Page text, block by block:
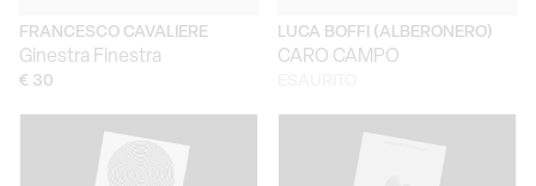
FRANCESCO CAVALIERE
Ginestra Finestra
€ 30
LUCA BOFFI (ALBERONERO)
CARO CAMPO